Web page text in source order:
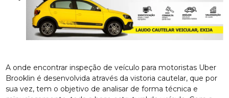
A onde encontrar inspeção de veículo para motoristas Uber
Brooklin é desenvolvida através da vistoria cautelar, que por
sua vez, tem o objetivo de analisar de forma técnica e